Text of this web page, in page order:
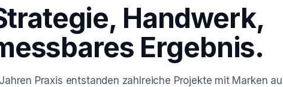
Handwerk,
Ergebnis.
Praxis entstanden zahlreiche Projekte mit Marken